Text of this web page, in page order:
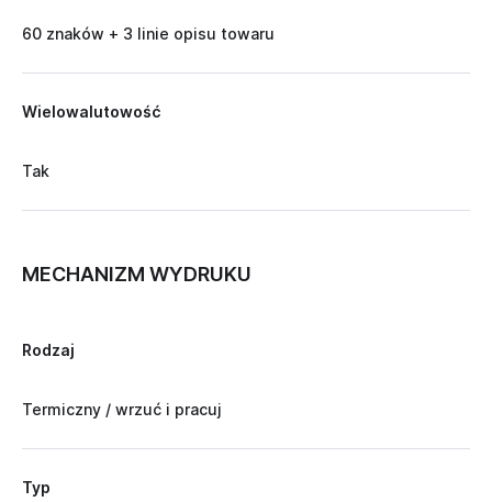
60 znaków + 3 linie opisu towaru
Wielowalutowość
Tak
MECHANIZM WYDRUKU
Rodzaj
Termiczny / wrzuć i pracuj
Typ